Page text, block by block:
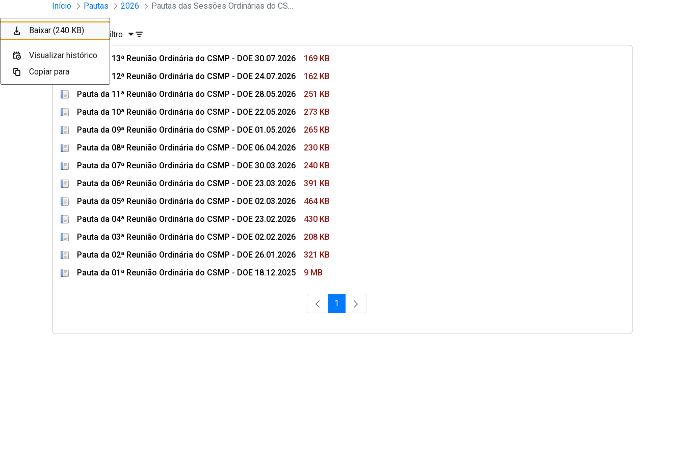
Pular para o Conteúdo principal
Sessões e Reuniões - Documentos Conselho Superior
Início Pautas 2026 Pautas das Sessões Ordinárias do CSMP
Ordenar Filtro
Pauta da 13ª Reunião Ordinária do CSMP - DOE 30.07.2026
169 KB
Pauta da 12ª Reunião Ordinária do CSMP - DOE 24.07.2026
162 KB
Pauta da 11ª Reunião Ordinária do CSMP - DOE 28.05.2026
251 KB
Pauta da 10ª Reunião Ordinária do CSMP - DOE 22.05.2026
273 KB
Pauta da 09ª Reunião Ordinária do CSMP - DOE 01.05.2026
265 KB
Pauta da 08ª Reunião Ordinária do CSMP - DOE 06.04.2026
230 KB
Pauta da 07ª Reunião Ordinária do CSMP - DOE 30.03.2026
240 KB
Pauta da 06ª Reunião Ordinária do CSMP - DOE 23.03.2026
391 KB
Pauta da 05ª Reunião Ordinária do CSMP - DOE 02.03.2026
464 KB
Pauta da 04ª Reunião Ordinária do CSMP - DOE 23.02.2026
430 KB
Pauta da 03ª Reunião Ordinária do CSMP - DOE 02.02.2026
208 KB
Pauta da 02ª Reunião Ordinária do CSMP - DOE 26.01.2026
321 KB
Pauta da 01ª Reunião Ordinária do CSMP - DOE 18.12.2025
9 MB
Página
1
Baixar (169 KB)
Visualizar histórico
Copiar para
Baixar (162 KB)
Visualizar histórico
Copiar para
Baixar (251 KB)
Visualizar histórico
Copiar para
Baixar (273 KB)
Visualizar histórico
Copiar para
Baixar (265 KB)
Visualizar histórico
Copiar para
Baixar (230 KB)
Visualizar histórico
Copiar para
Baixar (240 KB)
Visualizar histórico
Copiar para